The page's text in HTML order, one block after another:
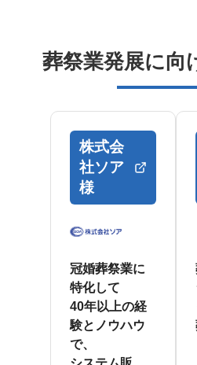
葬祭業発展に向
株式会
社ソア
様
冠婚葬祭業に
特化して
40年以上の経
験とノウハウ
で、